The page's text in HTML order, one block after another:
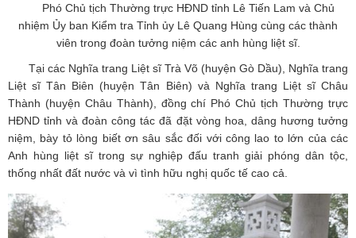
Phó Chủ tịch Thường trực HĐND tỉnh Lê Tiến Lam và Chủ
nhiệm Ủy ban Kiểm tra Tỉnh ủy Lê Quang Hùng cùng các thành
viên trong đoàn tưởng niệm các anh hùng liệt sĩ.
Tại các Nghĩa trang Liệt sĩ Trà Võ (huyện Gò Dầu), Nghĩa trang
Liệt sĩ Tân Biên (huyện Tân Biên) và Nghĩa trang Liệt sĩ Châu
Thành (huyện Châu Thành), đồng chí Phó Chủ tịch Thường trực
HĐND tỉnh và đoàn công tác đã đặt vòng hoa, dâng hương tưởng
niệm, bày tỏ lòng biết ơn sâu sắc đối với công lao to lớn của các
Anh hùng liệt sĩ trong sự nghiệp đấu tranh giải phóng dân tộc,
thống nhất đất nước và vì tình hữu nghị quốc tế cao cả.